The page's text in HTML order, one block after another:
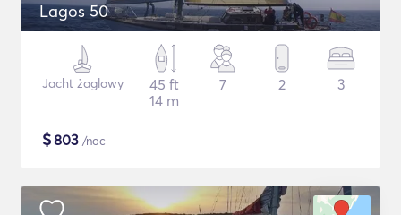
Lagos 50
Jacht żaglowy
45 ft
14 m
7 2 3
$803 /noc